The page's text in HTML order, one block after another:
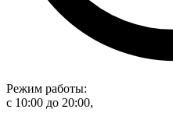
Режим работы:
с 10:00 до 20:00,